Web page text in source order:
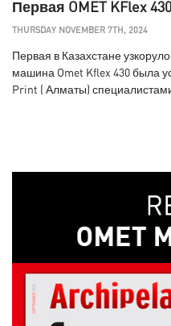
Первая OMET KFlex
THURSDAY NOVEMBER 7TH, 2024
Первая в Казахстане
машина Omet Kflex 430 была
Print ( Алматы)